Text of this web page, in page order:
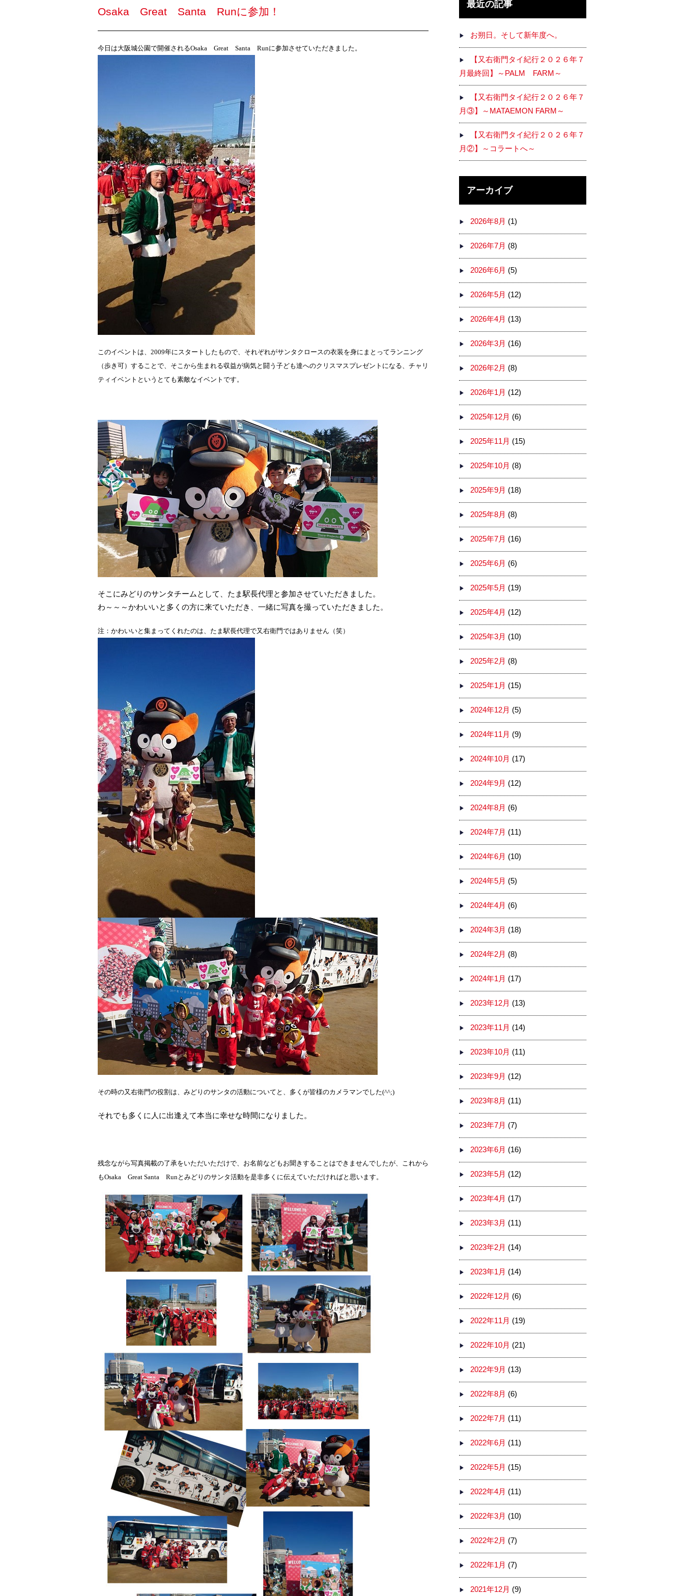
Osaka Great Santa Runに参加！
今日は大阪城公園で開催されるOsaka Great Santa Runに参加させていただきました。
このイベントは、 2009年にスタートしたもので、それぞれがサンタクロースの衣装を身にまとってランニング
（歩き可）することで、そこから生まれる収益が病気と闘う子ども達へのクリスマスプレゼントになる、チャリ
ティイベントというとても素敵なイベントです。
そこにみどりのサンタチームとして、たま駅長代理と参加させていただきました。
わ～～～かわいいと多くの方に来ていただき、一緒に写真を撮っていただきました。
注：かわいいと集まってくれたのは、たま駅長代理で又右衛門ではありません（笑）
その時の又右衛門の役割は、みどりのサンタの活動についてと、多くが皆様のカメラマンでした(^^;)
それでも多くに人に出逢えて本当に幸せな時間になりました。
残念ながら写真掲載の了承をいただいただけで、お名前などもお聞きすることはできませんでしたが、これから
もOsaka Great Santa Runとみどりのサンタ活動を是非多くに伝えていただければと思います。
最近の記事
お朔日。そして新年度へ。
【又右衛門タイ紀行２０２６年７
月最終回】～PALM FARM～
【又右衛門タイ紀行２０２６年７
月③】～MATAEMON FARM～
【又右衛門タイ紀行２０２６年７
月②】～コラートへ～
アーカイブ
2026年8月 (1)
2026年7月 (8)
2026年6月 (5)
2026年5月 (12)
2026年4月 (13)
2026年3月 (16)
2026年2月 (8)
2026年1月 (12)
2025年12月 (6)
2025年11月 (15)
2025年10月 (8)
2025年9月 (18)
2025年8月 (8)
2025年7月 (16)
2025年6月 (6)
2025年5月 (19)
2025年4月 (12)
2025年3月 (10)
2025年2月 (8)
2025年1月 (15)
2024年12月 (5)
2024年11月 (9)
2024年10月 (17)
2024年9月 (12)
2024年8月 (6)
2024年7月 (11)
2024年6月 (10)
2024年5月 (5)
2024年4月 (6)
2024年3月 (18)
2024年2月 (8)
2024年1月 (17)
2023年12月 (13)
2023年11月 (14)
2023年10月 (11)
2023年9月 (12)
2023年8月 (11)
2023年7月 (7)
2023年6月 (16)
2023年5月 (12)
2023年4月 (17)
2023年3月 (11)
2023年2月 (14)
2023年1月 (14)
2022年12月 (6)
2022年11月 (19)
2022年10月 (21)
2022年9月 (13)
2022年8月 (6)
2022年7月 (11)
2022年6月 (11)
2022年5月 (15)
2022年4月 (11)
2022年3月 (10)
2022年2月 (7)
2022年1月 (7)
2021年12月 (9)